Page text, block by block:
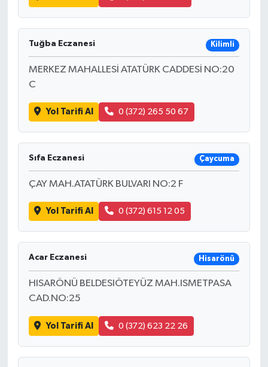
Tuğba Eczanesi Kilimli
MERKEZ MAHALLESİ ATATÜRK CADDESİ NO:20
C
Yol Tarifi Al 0 (372) 265 50 67
Sıfa Eczanesi Çaycuma
ÇAY MAH.ATATÜRK BULVARI NO:2 F
Yol Tarifi Al 0 (372) 615 12 05
Acar Eczanesi Hisarönü
HISARÖNÜ BELDESIÖTEYÜZ MAH.ISMETPASA
CAD.NO:25
Yol Tarifi Al 0 (372) 623 22 26